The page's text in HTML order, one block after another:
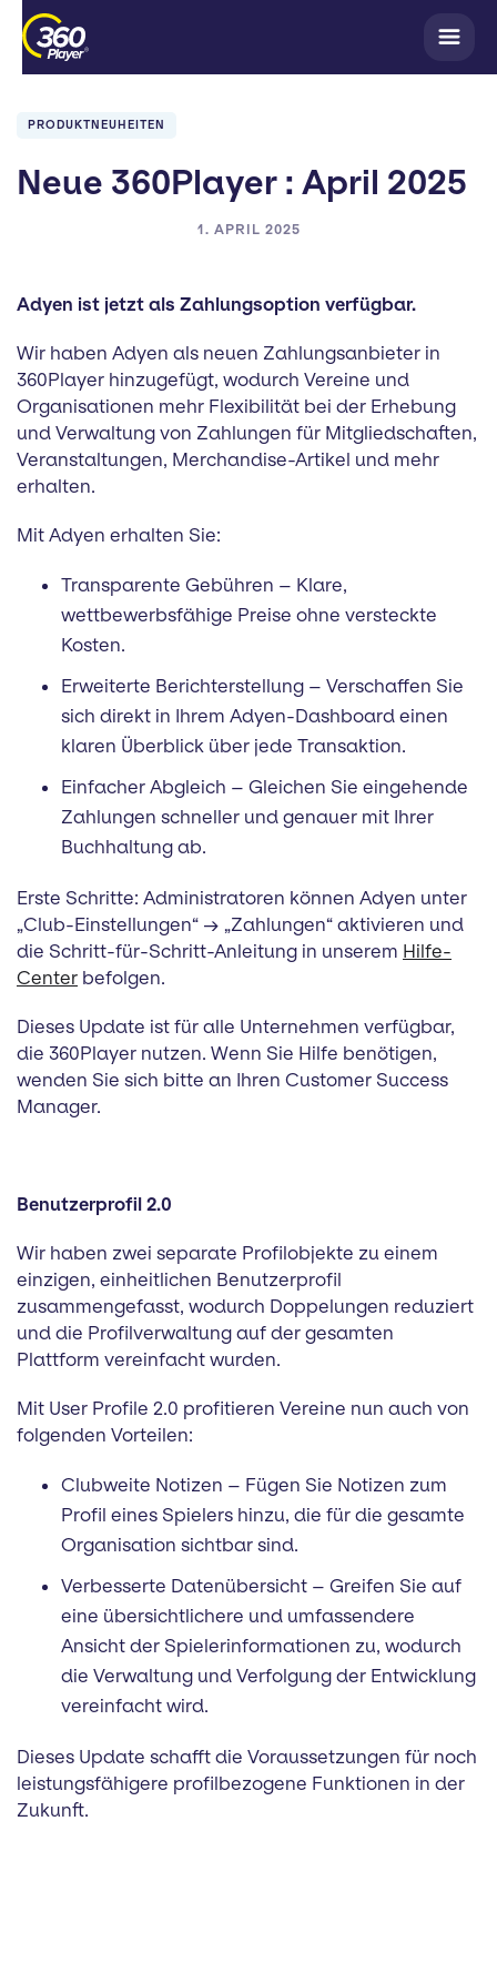
PRODUKTNEUHEITEN
Neue 360Player : April 2025
1. APRIL 2025
Adyen ist jetzt als Zahlungsoption verfügbar.
Wir haben Adyen als neuen Zahlungsanbieter in
360Player hinzugefügt, wodurch Vereine und
Organisationen mehr Flexibilität bei der Erhebung
und Verwaltung von Zahlungen für Mitgliedschaften,
Veranstaltungen, Merchandise-Artikel und mehr
erhalten.
Mit Adyen erhalten Sie:
Transparente Gebühren – Klare,
wettbewerbsfähige Preise ohne versteckte
Kosten.
Erweiterte Berichterstellung – Verschaffen Sie
sich direkt in Ihrem Adyen-Dashboard einen
klaren Überblick über jede Transaktion.
Einfacher Abgleich – Gleichen Sie eingehende
Zahlungen schneller und genauer mit Ihrer
Buchhaltung ab.
Erste Schritte: Administratoren können Adyen unter
„Club-Einstellungen“ → „Zahlungen“ aktivieren und
die Schritt-für-Schritt-Anleitung in unserem Hilfe-
Center befolgen.
Dieses Update ist für alle Unternehmen verfügbar,
die 360Player nutzen. Wenn Sie Hilfe benötigen,
wenden Sie sich bitte an Ihren Customer Success
Manager.
Benutzerprofil 2.0
Wir haben zwei separate Profilobjekte zu einem
einzigen, einheitlichen Benutzerprofil
zusammengefasst, wodurch Doppelungen reduziert
und die Profilverwaltung auf der gesamten
Plattform vereinfacht wurden.
Mit User Profile 2.0 profitieren Vereine nun auch von
folgenden Vorteilen:
Clubweite Notizen – Fügen Sie Notizen zum
Profil eines Spielers hinzu, die für die gesamte
Organisation sichtbar sind.
Verbesserte Datenübersicht – Greifen Sie auf
eine übersichtlichere und umfassendere
Ansicht der Spielerinformationen zu, wodurch
die Verwaltung und Verfolgung der Entwicklung
vereinfacht wird.
Dieses Update schafft die Voraussetzungen für noch
leistungsfähigere profilbezogene Funktionen in der
Zukunft.